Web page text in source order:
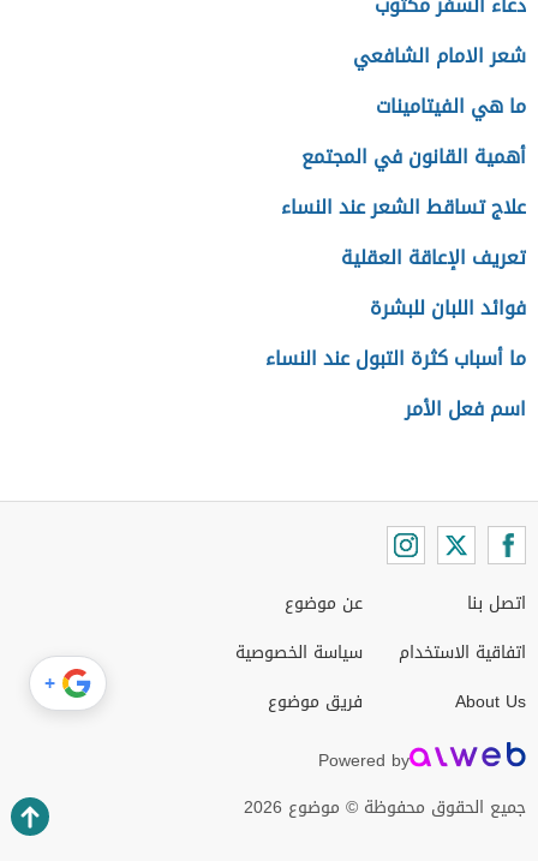
شعر الامام الشافعي
ما هي الفيتامينات
أهمية القانون في المجتمع
علاج تساقط الشعر عند النساء
تعريف الإعاقة العقلية
فوائد اللبان للبشرة
ما أسباب كثرة التبول عند النساء
اسم فعل الأمر
اتصل بنا
اتفاقية الاستخدام
About Us
عن موضوع
سياسة الخصوصية
فريق موضوع
Powered by
جميع الحقوق محفوظة © موضوع 2026
+